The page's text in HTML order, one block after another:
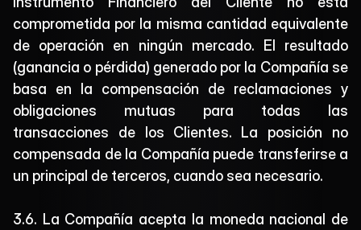
comprometida por la misma cantidad equivalente
de operación en ningún mercado. El resultado
(ganancia o pérdida) generado por la Compañía se
basa en la compensación de reclamaciones y
obligaciones mutuas para todas las
transacciones de los Clientes. La posición no
compensada de la Compañía puede transferirse a
un principal de terceros, cuando sea necesario.
3.6. La Compañía acepta la moneda nacional de